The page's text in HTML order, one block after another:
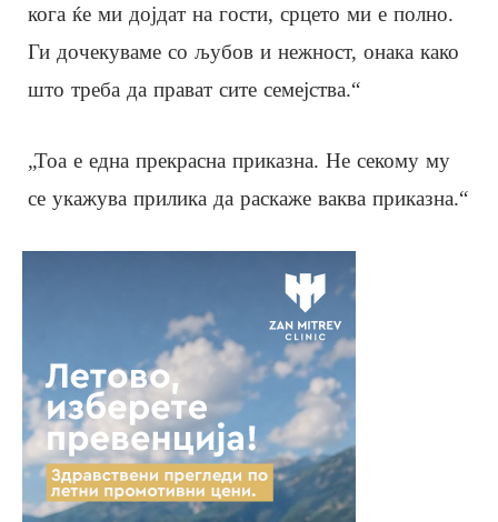
кога ќе ми дојдат на гости, срцето ми е полно.
Ги дочекуваме со љубов и нежност, онака како
што треба да прават сите семејства.“
„Тоа е една прекрасна приказна. Не секому му
се укажува прилика да раскаже ваква приказна.“